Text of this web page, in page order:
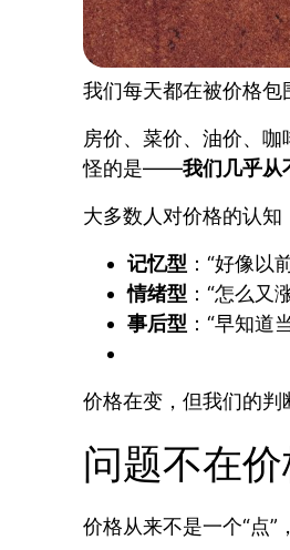
我们每天都在被价格包
房价、菜价、油价、
怪的是——我们几乎从
大多数人对价格的认知
记忆型 ：“好像以
情绪型 ：“怎么又
事后型 ：“早知道
价格在变，但我们的判
问题不在
价格从来不是一个“点”